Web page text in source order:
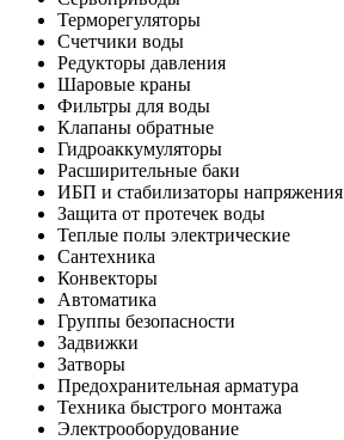
Терморегуляторы
Счетчики воды
Редукторы давления
Шаровые краны
Фильтры для воды
Клапаны обратные
Гидроаккумуляторы
Расширительные баки
ИБП и стабилизаторы напряжения
Защита от протечек воды
Теплые полы электрические
Сантехника
Конвекторы
Автоматика
Группы безопасности
Задвижки
Затворы
Предохранительная арматура
Техника быстрого монтажа
Электрооборудование